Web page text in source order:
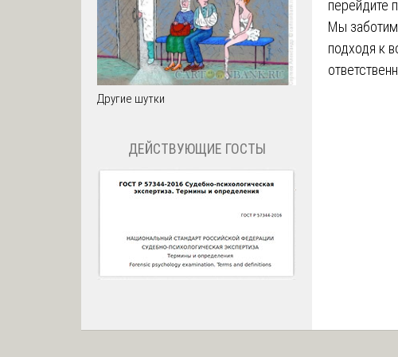
перейдите
Мы
подходя к
Другие шутки
ДЕЙСТВУЮЩИЕ ГОСТЫ